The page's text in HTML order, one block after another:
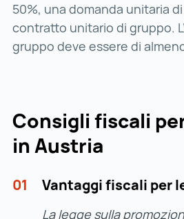
50%, una domanda unitaria
contratto unitario di gruppo.
gruppo deve essere di
Consigli fiscali
in Austria
01 Vantaggi fiscali per
La legge sulla